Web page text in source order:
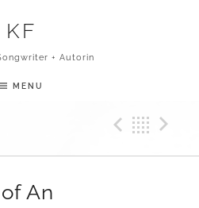
KF
+ Autorin
MENU
An